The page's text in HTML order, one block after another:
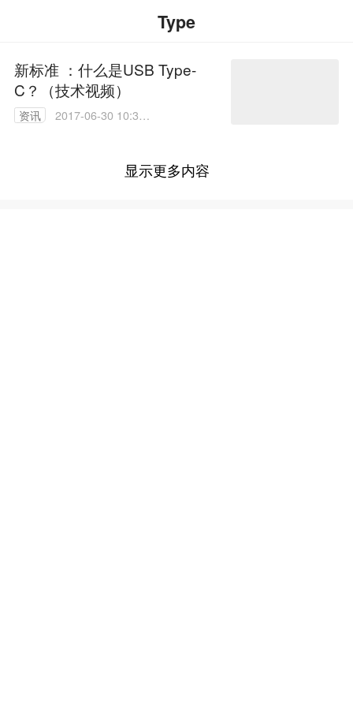
Type
新标准 ：什么是USB Type-
C？（技术视频）
资讯
2017-06-30 10:31:
显示更多内容